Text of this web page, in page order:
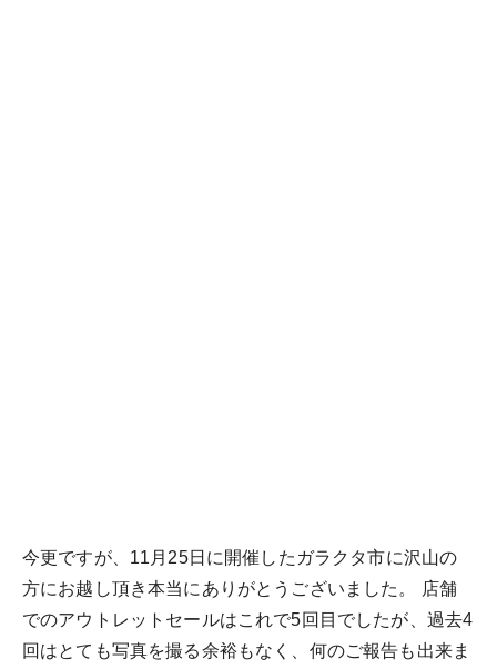
今更ですが、11月25日に開催したガラクタ市に沢山の
方にお越し頂き本当にありがとうございました。 店舗
でのアウトレットセールはこれで5回目でしたが、過去4
回はとても写真を撮る余裕もなく、何のご報告も出来ま